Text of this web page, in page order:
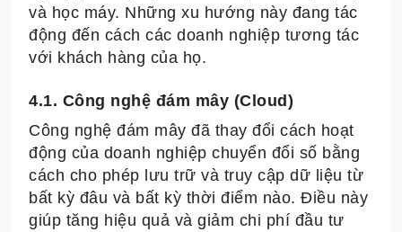
và học máy. Những xu hướng này đang tác
động đến cách các doanh nghiệp tương tác
với khách hàng của họ.
4.1. Công nghệ đám mây (Cloud)
Công nghệ đám mây đã thay đổi cách hoạt
động của doanh nghiệp chuyển đổi số bằng
cách cho phép lưu trữ và truy cập dữ liệu từ
bất kỳ đâu và bất kỳ thời điểm nào. Điều này
giúp tăng hiệu quả và giảm chi phí đầu tư